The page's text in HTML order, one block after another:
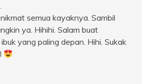
semua kayaknya. Sambil
ya. Hihihi. Salam buat
yang paling depan. Hihi. Sukak